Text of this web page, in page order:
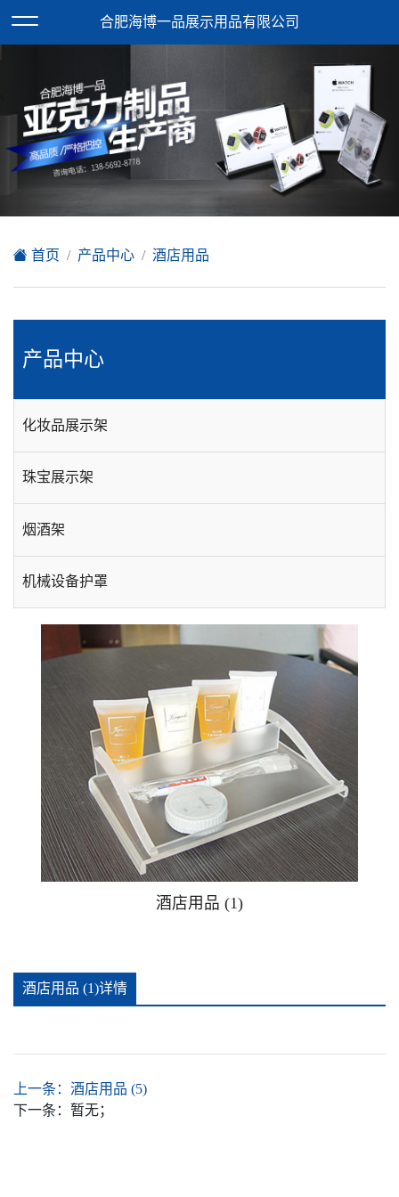
欢迎访问合肥海博一品展示用品有限公司网站！
合肥海博一品展示用品有限公司
首页 产品中心 酒店用品
产品中心
化妆品展示架
珠宝展示架
烟酒架
机械设备护罩
手机数码展示架
酒店用品
插盒
广告钉相框
手办防尘盒
推拉贴牌
亚克力安全警示牌消防安全标识牌
酒店用品 (1)
酒店用品 (1)详情
上一条： 酒店用品 (5)
下一条： 暂无；